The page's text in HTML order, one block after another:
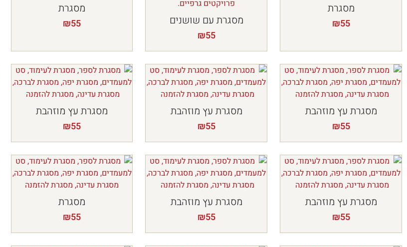
מסגרת
₪55 מסגרת עם שושנים
₪55
מסגרת
₪55
מסגרת עץ מוזהבת
₪55
מסגרת עץ מוזהבת
₪55
מסגרת עץ מוזהבת
₪55
מסגרת עץ מוזהבת
₪55
מסגרת עץ מוזהבת
₪55
מסגרת
₪55